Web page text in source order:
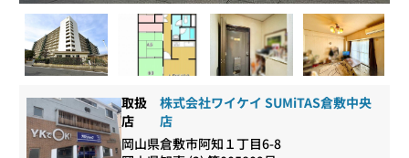
取扱
店
株式会社ワイケイ SUMiTAS倉敷中央
店
岡山県倉敷市阿知１丁目6-8